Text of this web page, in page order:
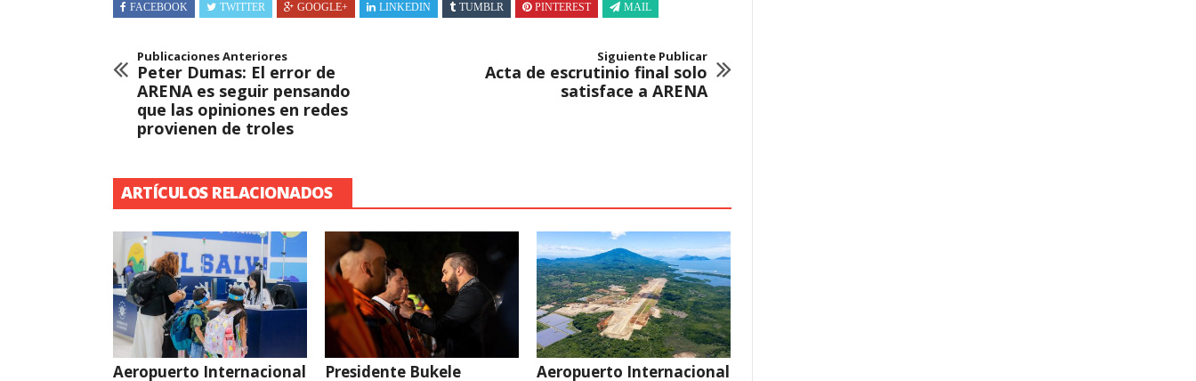
FACEBOOK TWITTER GOOGLE+ LINKEDIN TUMBLR PINTEREST MAIL
Publicaciones Anteriores
Peter Dumas: El error de
ARENA es seguir pensando
que las opiniones en redes
provienen de troles
Siguiente Publicar
Acta de escrutinio final solo
satisface a ARENA
ARTÍCULOS RELACIONADOS
Aeropuerto Internacional
Presidente Bukele
Aeropuerto Internacional